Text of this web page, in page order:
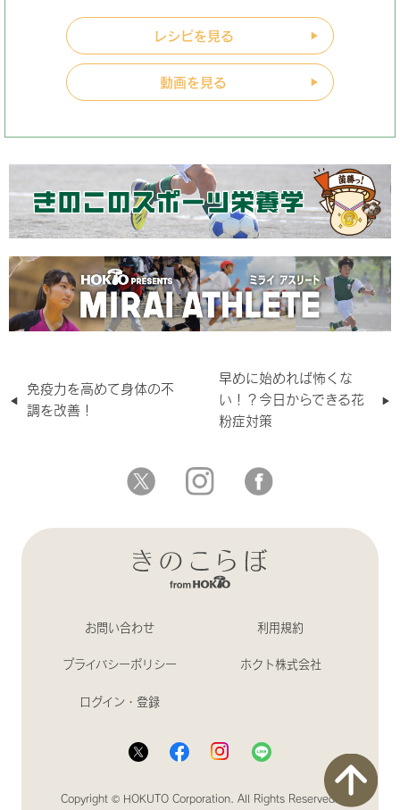
ソライロタケで感
レシピを見る
動画を見る
免疫力を高めて身体の不
調を改善！
早めに始めれば怖くな
い！？今日からできる花
粉症対策
お問い合わせ 利用規約
プライバシーポリシー ホクト株式会社
ログイン・登録
Copyright © HOKUTO Corporation. All Rights Reserved.